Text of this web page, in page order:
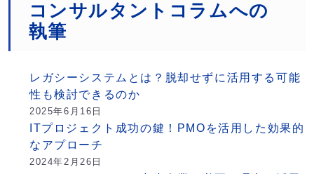
コンサルタントコラムへの
執筆
レガシーシステムとは？脱却せずに活用する可能
性も検討できるのか
2025年6月16日
ITプロジェクト成功の鍵！PMOを活用した効果的
なアプローチ
2024年2月26日